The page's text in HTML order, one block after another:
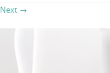
Next →